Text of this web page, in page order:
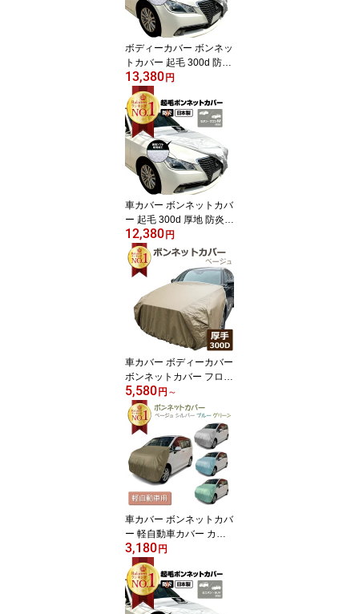
ボディーカバー ボンネッ
トカバー 起毛 300d 防炎
厚地 ハーフカバー 車 カ
バー 車カバー 日本製 フ
ロントカバー ハーフ 車
長 4.96~5.20m 車幅 1.80
~1.95m 簡単 前だけ 傷
防止 裏起毛 カーカバー
自動車カバー 車体カバー
車用カバー セダン SUV
EC-BC6B 6型
13,380 円
車カバー ボンネットカバ
ー 起毛 300d 厚地 防炎
日本製 フロントカバー
ハーフカバー 車 フロン
ト ハーフ カバー 車長 4.
51~4.95m 車幅 1.65~1.8
5m 簡単 傷防止 カーカバ
ー ボディーカバー 車体
カバー 自動車カバー 車
用カバー セダン ワゴン
SUV EC-BC1B 1型
12,380 円
車カバー ボディーカバー
ボンネットカバー フロン
トカバー ベージュ 300d
厚地 ハーフカバー 車 カ
バー ボンネット保護 ボ
ディカバー フロント ハ
ーフ 簡単 前だけ 傷 防止
カーカバー 自動車カバー
車用カバー 車体カバー
セダン ワゴン SUV ミニ
バン
5,580 円 ～
車カバー ボンネットカバ
ー 軽自動車カバー カバ
ーフロントカバー ハーフ
簡単 前だけ テマカバー
カーカバー ボディーカバ
ー 車体カバー 紫外線 保
護 劣化 色あせ 塗装保護
3,180 円